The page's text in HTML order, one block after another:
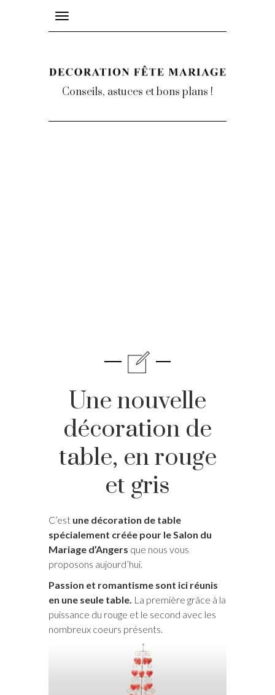
Toggle
navigation
Conseils, astuces et bons plans !
Une nouvelle
décoration de
table, en rouge
et gris
C’est une décoration de table
spécialement créée pour le Salon du
Mariage d’Angers que nous vous
proposons aujourd’hui.
Passion et romantisme sont ici réunis
en une seule table. La première grâce à la
puissance du rouge et le second avec les
nombreux coeurs présents.